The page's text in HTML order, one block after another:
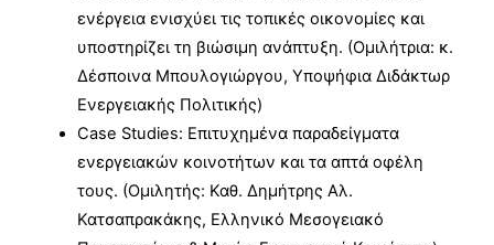
ενέργεια ενισχύει τις τοπικές οικονομίες και
υποστηρίζει τη βιώσιμη ανάπτυξη. (Ομιλήτρια: κ.
Δέσποινα Μπουλογιώργου, Υποψήφια Διδάκτωρ
Ενεργειακής Πολιτικής)
Case Studies: Επιτυχημένα παραδείγματα
ενεργειακών κοινοτήτων και τα απτά οφέλη
τους. (Ομιλητής: Καθ. Δημήτρης Αλ.
Κατσαπρακάκης, Ελληνικό Μεσογειακό